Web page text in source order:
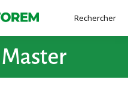
Recherche
:
Rechercher